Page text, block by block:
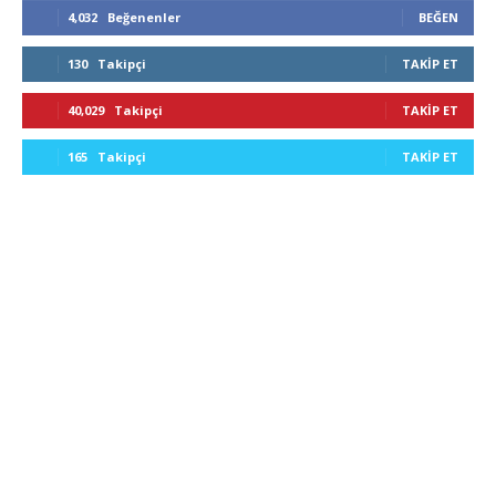
4,032 Beğenenler BEĞEN
130 Takipçi TAKIP ET
40,029 Takipçi TAKIP ET
165 Takipçi TAKIP ET